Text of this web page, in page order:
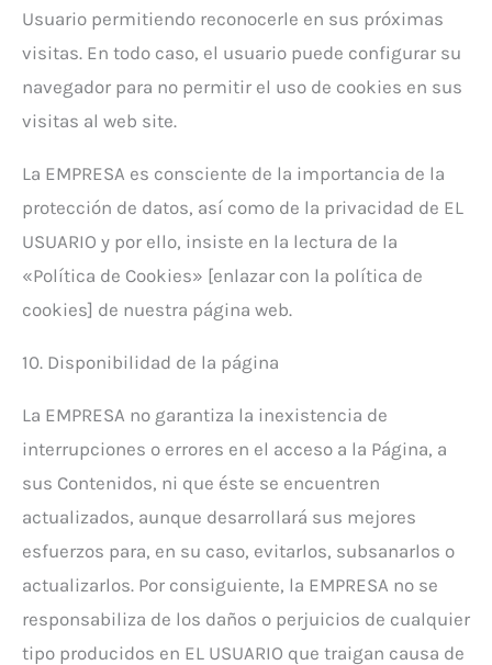
Usuario permitiendo reconocerle en sus próximas
visitas. En todo caso, el usuario puede configurar su
navegador para no permitir el uso de cookies en sus
visitas al web site.
La EMPRESA es consciente de la importancia de la
protección de datos, así como de la privacidad de EL
USUARIO y por ello, insiste en la lectura de la
«Política de Cookies» [enlazar con la política de
cookies] de nuestra página web.
10. Disponibilidad de la página
La EMPRESA no garantiza la inexistencia de
interrupciones o errores en el acceso a la Página, a
sus Contenidos, ni que éste se encuentren
actualizados, aunque desarrollará sus mejores
esfuerzos para, en su caso, evitarlos, subsanarlos o
actualizarlos. Por consiguiente, la EMPRESA no se
responsabiliza de los daños o perjuicios de cualquier
tipo producidos en EL USUARIO que traigan causa de